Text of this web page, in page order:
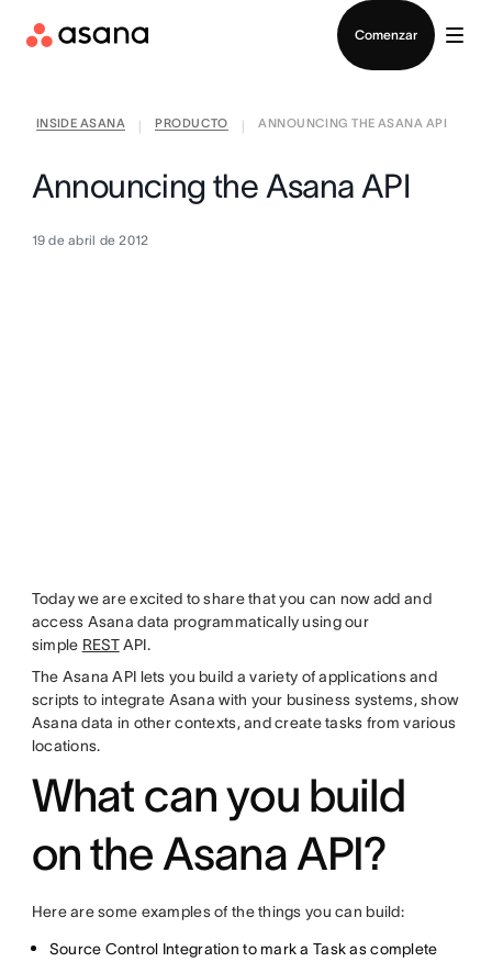
Comenzar
INSIDE ASANA PRODUCTO ANNOUNCING THE ASANA API
Announcing the Asana API
19 de abril de 2012
Today we are excited to share that you can now add and
access Asana data programmatically using our
simple RESTAPI.
The Asana API lets you build a variety of applications and
scripts to integrate Asana with your business systems, show
Asana data in other contexts, and create tasks from various
locations.
What can you build
on the Asana API?
Here are some examples of the things you can build:
Source Control Integration to mark a Task as complete